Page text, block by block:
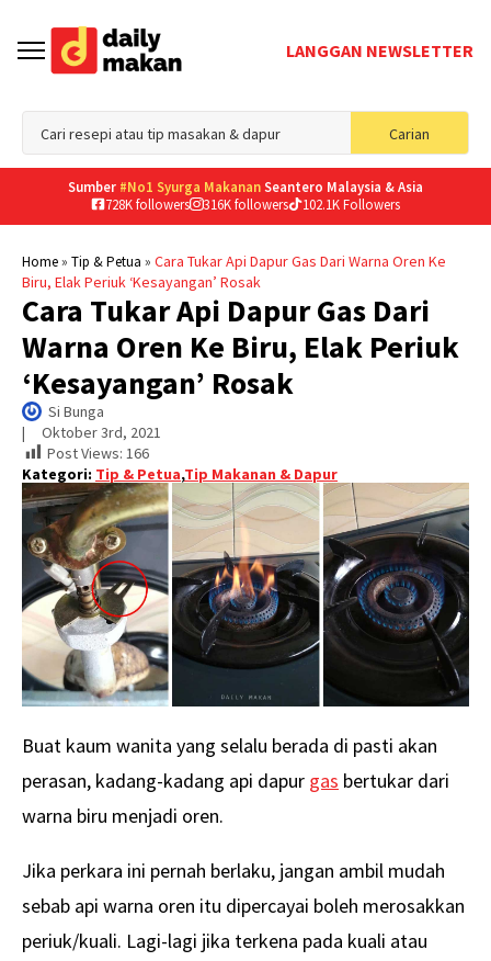
LANGGAN NEWSLETTER
Carian
for:
Sumber #No1 Syurga MakananSeantero Malaysia & Asia
728K followers
316K followers 102.1K Followers
Home» Tip & Petua » Cara Tukar Api Dapur Gas Dari Warna Oren Ke
Biru, Elak Periuk ‘Kesayangan’ Rosak
Cara Tukar Api Dapur Gas Dari
Warna Oren Ke Biru, Elak Periuk
‘Kesayangan’ Rosak
Si Bunga
| Oktober 3rd, 2021
Post Views: 166
Kategori: Tip & Petua,Tip Makanan & Dapur
Buat kaum wanita yang selalu berada di pasti akan
perasan, kadang-kadang api dapur gas bertukar dari
warna biru menjadi oren.
Jika perkara ini pernah berlaku, jangan ambil mudah
sebab api warna oren itu dipercayai boleh merosakkan
periuk/kuali. Lagi-lagi jika terkena pada kuali atau